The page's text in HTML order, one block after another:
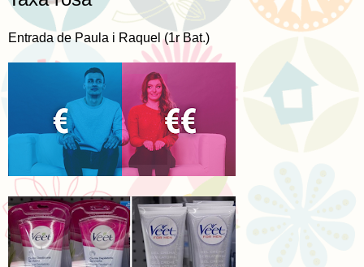
Entrada de Paula i Raquel (1r Bat.)